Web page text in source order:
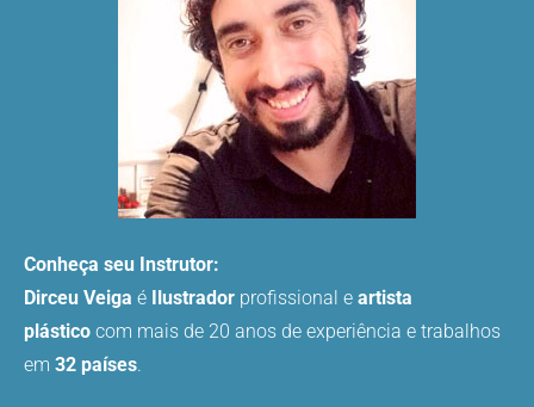
Conheça seu Instrutor:
Dirceu Veiga é Ilustrador profissional e artista
plástico com mais de 20 anos de experiência e trabalhos
em 32 países.